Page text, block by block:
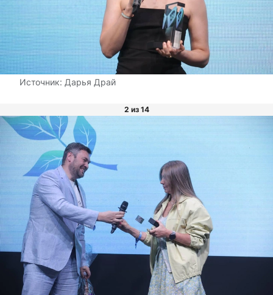
Источник: Дарья Драй
2 из 14